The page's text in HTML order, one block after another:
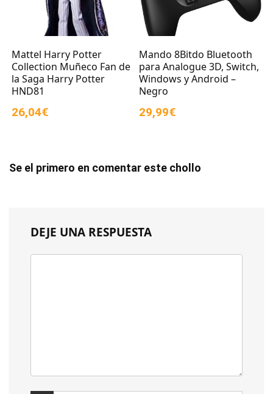
Mattel Harry Potter
Collection Muñeco Fan de
la Saga Harry Potter
HND81
26,04€
Mando 8Bitdo Bluetooth
para Analogue 3D, Switch,
Windows y Android –
Negro
29,99€
Se el primero en comentar este chollo
DEJE UNA RESPUESTA